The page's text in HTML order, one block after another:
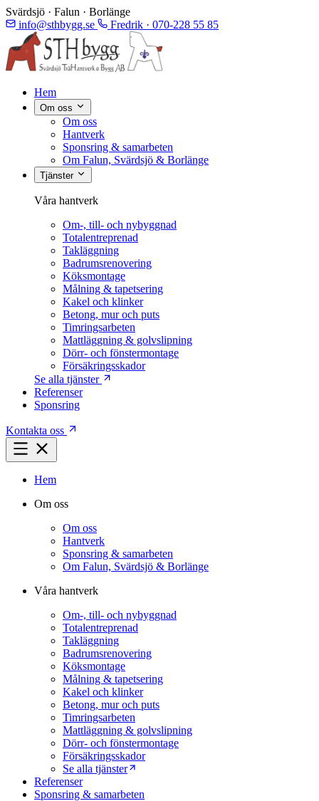
Svärdsjö · Falun · Borlänge
info@sthbygg.se
Fredrik · 070-228 55 85
Hem
Om oss
Om oss
Hantverk
Sponsring & samarbeten
Om Falun, Svärdsjö & Borlänge
Tjänster
Våra hantverk
Om-, till- och nybyggnad
Totalentreprenad
Takläggning
Badrumsrenovering
Köksmontage
Målning & tapetsering
Kakel och klinker
Betong, mur och puts
Timringsarbeten
Mattläggning & golvslipning
Dörr- och fönstermontage
Försäkringsskador
Se alla tjänster
Referenser
Sponsring
Kontakta oss
Hem
Om oss
Om oss
Hantverk
Sponsring & samarbeten
Om Falun, Svärdsjö & Borlänge
Våra hantverk
Om-, till- och nybyggnad
Totalentreprenad
Takläggning
Badrumsrenovering
Köksmontage
Målning & tapetsering
Kakel och klinker
Betong, mur och puts
Timringsarbeten
Mattläggning & golvslipning
Dörr- och fönstermontage
Försäkringsskador
Se alla tjänster
Referenser
Sponsring & samarbeten